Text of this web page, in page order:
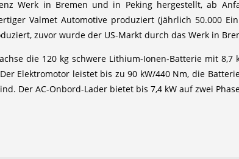
Werk in Bremen und in Peking hergestellt, ab
Valmet Automotive produziert (jährlich 50.000
zuvor wurde der US-Markt durch das Werk in
die 120 kg schwere Lithium-Ionen-Batterie mit
Elektromotor leistet bis zu 90 kW/440 Nm, die
Der AC-Onbord-Lader bietet bis 7,4 kW auf zwei